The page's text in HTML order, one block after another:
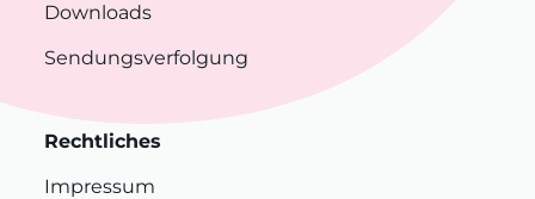
Downloads
Sendungsverfolgung
Rechtliches
Impressum